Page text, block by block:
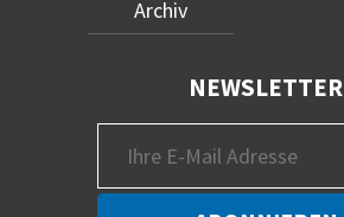
Archiv
NEWSLETTER